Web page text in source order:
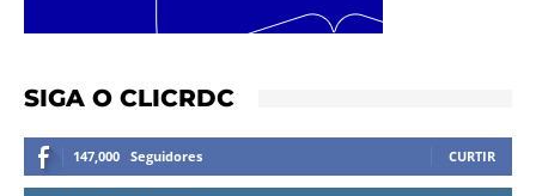
SIGA O CLICRDC
147,000 Seguidores CURTIR